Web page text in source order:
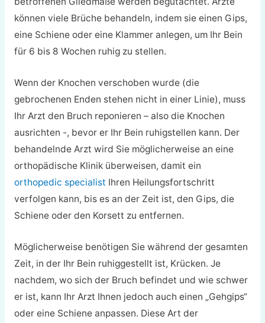
können viele Brüche behandeln, indem sie einen Gips,
eine Schiene oder eine Klammer anlegen, um Ihr Bein
für 6 bis 8 Wochen ruhig zu stellen.
Wenn der Knochen verschoben wurde (die
gebrochenen Enden stehen nicht in einer Linie), muss
Ihr Arzt den Bruch reponieren – also die Knochen
ausrichten -, bevor er Ihr Bein ruhigstellen kann. Der
behandelnde Arzt wird Sie möglicherweise an eine
orthopädische Klinik überweisen, damit ein
orthopedic specialist Ihren Heilungsfortschritt
verfolgen kann, bis es an der Zeit ist, den Gips, die
Schiene oder den Korsett zu entfernen.
Möglicherweise benötigen Sie während der gesamten
Zeit, in der Ihr Bein ruhiggestellt ist, Krücken. Je
nachdem, wo sich der Bruch befindet und wie schwer
er ist, kann Ihr Arzt Ihnen jedoch auch einen „Gehgips“
oder eine Schiene anpassen. Diese Art der